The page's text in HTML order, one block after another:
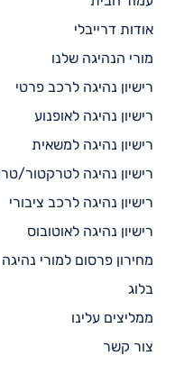
אודות דרייבלי
מורי הנהיגה שלנו
רישיון נהיגה לרכב פרטי
רישיון נהיגה לאופנוע
רישיון נהיגה למשאית
רישיון נהיגה לטרקטור/
רישיון נהיגה לרכב ציבורי
רישיון נהיגה לאוטובוס
מחירון פרסום למורי נהיגה
בלוג
ממליצים עלינו
צור קשר